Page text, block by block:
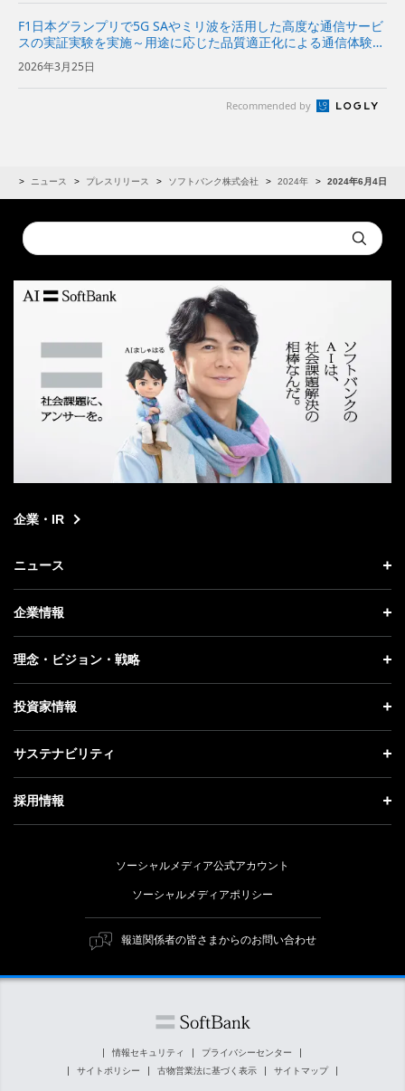
F1日本グランプリで5G SAやミリ波を活用した高度な通信サービ
スの実証実験を実施～用途に応じた品質適正化による通信体験の
向上と新たなユースケースの創出を目指す～
2026年3月25日
Recommended by
ニュース プレスリリース ソフトバンク株式会社 2024年 2024年6月4日
Conduct
a
Submit
企業・IR
ニュース
ニュース トップ
プレスリリース
更新情報
記者説明会
企業情報
企業情報 トップ
社長メッセージ
事業紹介
ガバナンス
理念・ビジョン・戦略
理念・ビジョン・戦略 トップ
成長戦略「Activate AI for Society」
人材戦略
投資家情報
投資家情報 トップ
経営方針
個人投資家の皆さまへ
株式と社債について
サステナビリティ
サステナビリティ トップ
トップメッセージ
ESG方針・体制
マテリアリティ（重要課題）
ESGの主な取り組み
外部評価・イニシアチブ
採用情報
障がい者採用
ソーシャルメディア公式アカウント
ソーシャルメディアポリシー
報道関係者の皆さまからのお問い合わせ
情報セキュリティ
プライバシーセンター
サイトポリシー
古物営業法に基づく表示 サイトマップ